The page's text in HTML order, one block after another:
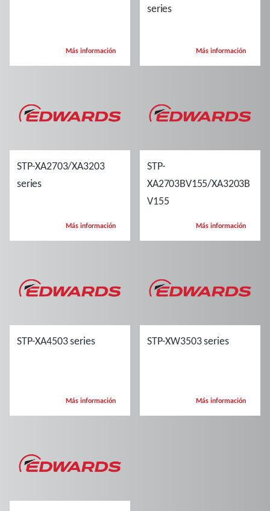
Más información
series
Más información
STP-XA2703/XA3203
series
Más información
STP-
XA2703BV155/XA3203B
V155
Más información
STP-XA4503 series
Más información
STP-XW3503 series
Más información